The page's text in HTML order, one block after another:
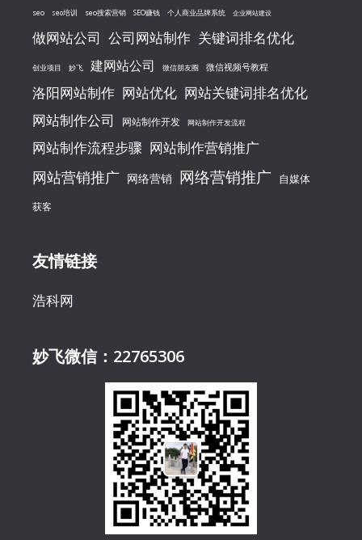
seo seo培训 seo搜索营销 SEO赚钱 个人商业品牌系统 企业网站建设
做网站公司 公司网站制作 关键词排名优化
创业项目 妙飞 建网站公司 微信朋友圈 微信视频号教程
洛阳网站制作 网站优化 网站关键词排名优化
网站制作公司
网站制作开发 网站制作开发流程
网站制作流程步骤 网站制作营销推广
网站营销推广 网络营销 网络营销推广 自媒体
获客
友情链接
浩科网
妙飞微信：22765306